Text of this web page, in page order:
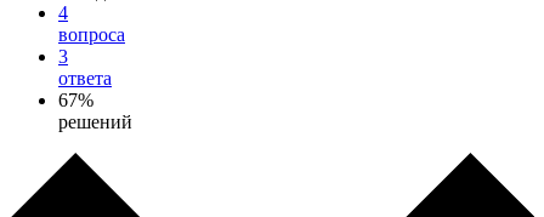
4
вопроса
3
ответа
67%
решений